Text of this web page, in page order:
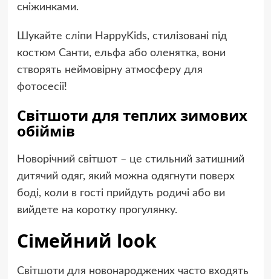
сніжинками.
Шукайте сліпи HappyKids, стилізовані під
костюм Санти, ельфа або оленятка, вони
створять неймовірну атмосферу для
фотосесії!
Світшоти для теплих зимових
обіймів
Новорічний світшот – це стильний затишний
дитячий одяг, який можна одягнути поверх
боді, коли в гості прийдуть родичі або ви
вийдете на коротку прогулянку.
Сімейний look
Світшоти для новонароджених часто входять